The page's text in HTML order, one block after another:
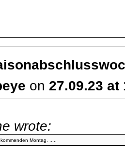
on 27.09.23 at
wrote:
Montag. .....